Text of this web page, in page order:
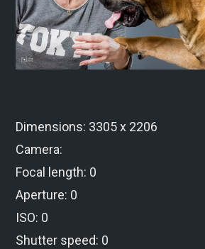
Dimensions: 3305 x 2206
Camera:
Focal length: 0
Aperture: 0
ISO: 0
Shutter speed: 0